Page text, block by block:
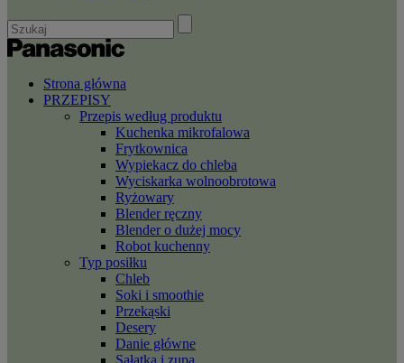
Strona główna
PRZEPISY
Przepis według produktu
Kuchenka mikrofalowa
Frytkownica
Wypiekacz do chleba
Wyciskarka wolnoobrotowa
Ryżowary
Blender ręczny
Blender o dużej mocy
Robot kuchenny
Typ posiłku
Chleb
Soki i smoothie
Przekąski
Desery
Danie główne
Sałatka i zupa